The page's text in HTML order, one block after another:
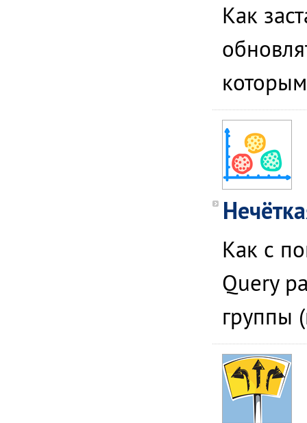
Как
Как с
Query
группы